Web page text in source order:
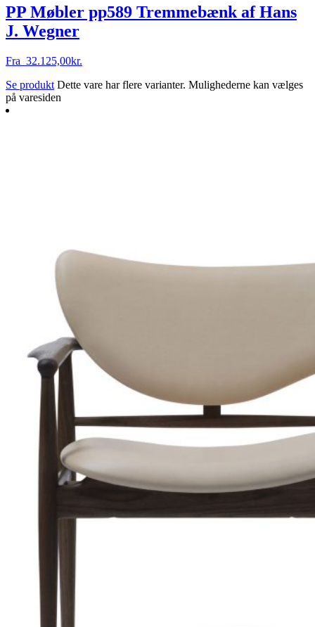
PP Møbler pp589 Tremmebænk af Hans
J. Wegner
Fra 32.125,00kr.
Se produkt Dette vare har flere varianter. Mulighederne kan vælges
på varesiden